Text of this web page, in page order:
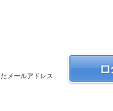
メールアドレス